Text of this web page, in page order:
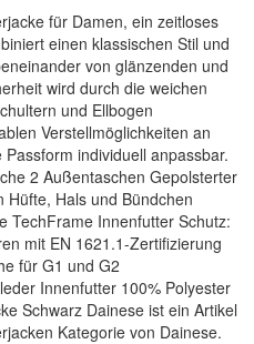
für Damen, ein zeitloses
einen klassischen Stil und
von glänzenden und
wird durch die weichen
und Ellbogen
Verstellmöglichkeiten an
individuell anpassbar.
2 Außentaschen Gepolsterter
Hüfte, Hals und Bündchen
TechFrame Innenfutter Schutz:
mit EN 1621.1-Zertifizierung
für G1 und G2
Innenfutter 100% Polyester
Schwarz Dainese ist ein Artikel
Kategorie von Dainese.